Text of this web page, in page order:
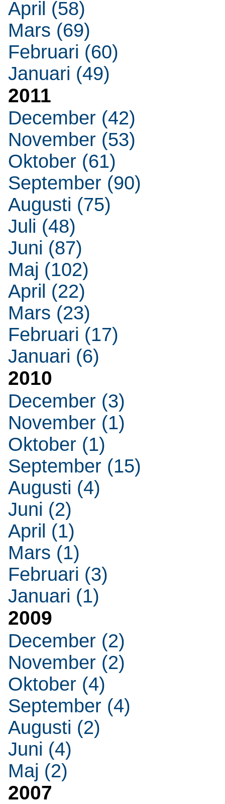
April (58)
Mars (69)
Februari (60)
Januari (49)
2011
December (42)
November (53)
Oktober (61)
September (90)
Augusti (75)
Juli (48)
Juni (87)
Maj (102)
April (22)
Mars (23)
Februari (17)
Januari (6)
2010
December (3)
November (1)
Oktober (1)
September (15)
Augusti (4)
Juni (2)
April (1)
Mars (1)
Februari (3)
Januari (1)
2009
December (2)
November (2)
Oktober (4)
September (4)
Augusti (2)
Juni (4)
Maj (2)
2007